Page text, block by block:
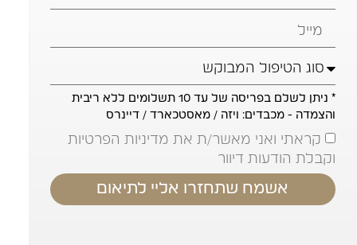
* ניתן לשלם בפריסה של עד 10 תשלומים ללא ריבית
והצמדה - מכבדים: ויזה / מאסטכארד / דיינרס
קראתי ואני מאשר/ת את מדיניות הפרטיות
וקבלת הודעות דיוור
אשמח שתחזרו אליי לתיאום